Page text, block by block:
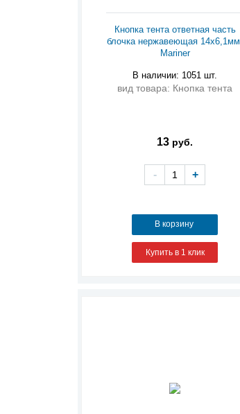
Кнопка тента ответная часть
блочка нержавеющая 14х6,1мм,
Mariner
В наличии: 1051 шт.
вид товара: Кнопка тента
13 руб.
- +
В корзину
Купить в 1 клик